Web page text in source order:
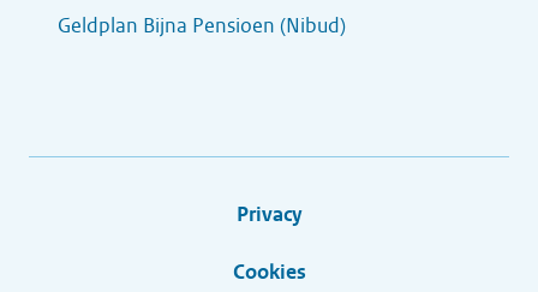
Geldplan Bijna Pensioen (Nibud)
Privacy
Cookies